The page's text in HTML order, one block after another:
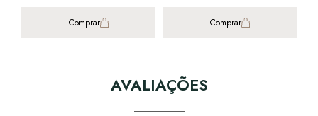
Comprar Comprar
AVALIAÇÕES